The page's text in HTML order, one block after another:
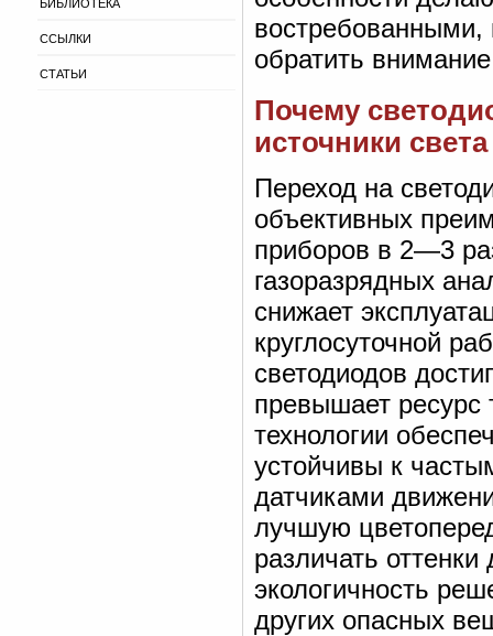
БИБЛИОТЕКА
ССЫЛКИ
СТАТЬИ
востребованными,
обратить
Почему
источники света
Переход на
объективных
приборов в 2—3
газоразрядных
снижает
круглосуточной
светодиодов
превышает ресурс
технологии
устойчивы к
датчиками
лучшую
различать
экологичность
других опасных